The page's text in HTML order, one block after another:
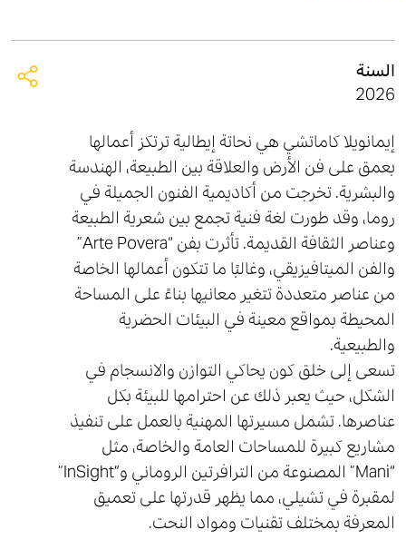
السنة
2026
إيمانويلا كاماتشي هي نحاتة إيطالية ترتكز أعمالها
بعمق على فن الأرض والعلاقة بين الطبيعة، الهندسة
والبشرية. تخرجت من أكاديمية الفنون الجميلة في
روما، وقد طورت لغة فنية تجمع بين شعرية الطبيعة
وعناصر الثقافة القديمة. تأثرت بفن “Arte Povera”
والفن الميتافيزيقي، وغالبًا ما تتكون أعمالها الخاصة
من عناصر متعددة تتغير معانيها بناءً على المساحة
المحيطة بمواقع معينة في البيئات الحضرية
والطبيعية.
تسعى إلى خلق كون يحاكي التوازن والانسجام في
الشكل، حيث يعبر ذلك عن احترامها للبيئة بكل
عناصرها. تشمل مسيرتها المهنية بالعمل على تنفيذ
مشاريع كبيرة للمساحات العامة والخاصة، مثل
“Mani” المصنوعة من الترافرتين الروماني و”InSight”
لمقبرة في تشيلي، مما يظهر قدرتها على تعميق
المعرفة بمختلف تقنيات ومواد النحت.